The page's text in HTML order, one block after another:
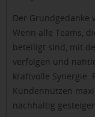
Der Grundgedanke
Wenn alle Teams,
beteiligt sind, mit
verfolgen und
kraftvolle Synergie.
Kundennutzen
nachhaltig